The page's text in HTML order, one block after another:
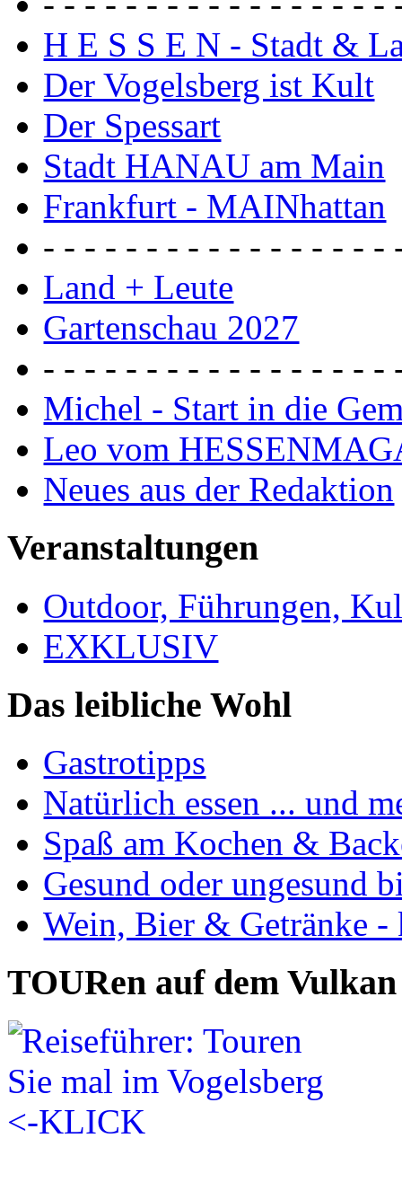
H E S S E N - Stadt &
Der Vogelsberg ist Kult
Der Spessart
Stadt HANAU am Main
Frankfurt - MAINhattan
- - - - - - - - - - - - - - - - -
Land + Leute
Gartenschau 2027
- - - - - - - - - - - - - - - - -
Michel - Start in die
Leo vom
Neues aus der Redaktion
Veranstaltungen
Outdoor, Führungen,
EXKLUSIV
Das leibliche Wohl
Gastrotipps
Natürlich essen ... und
Spaß am Kochen &
Gesund oder ungesund
Wein, Bier & Getränke -
TOURen auf dem Vulkan